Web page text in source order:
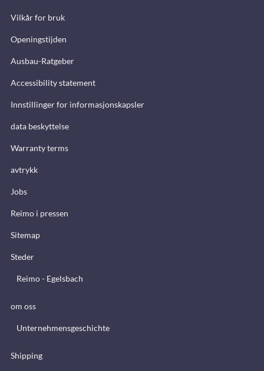
Vilkår for bruk
Openingstijden
Ausbau-Ratgeber
Accessibility statement
Innstillinger for informasjonskapsler
data beskyttelse
Warranty terms
avtrykk
Jobs
Reimo i pressen
Sitemap
Steder
Reimo - Egelsbach
om oss
Unternehmensgeschichte
Shipping